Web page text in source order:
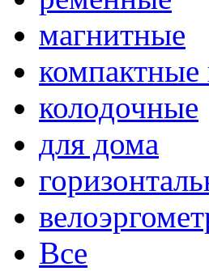
магнитные
компактные
колодочные
для дома
Все